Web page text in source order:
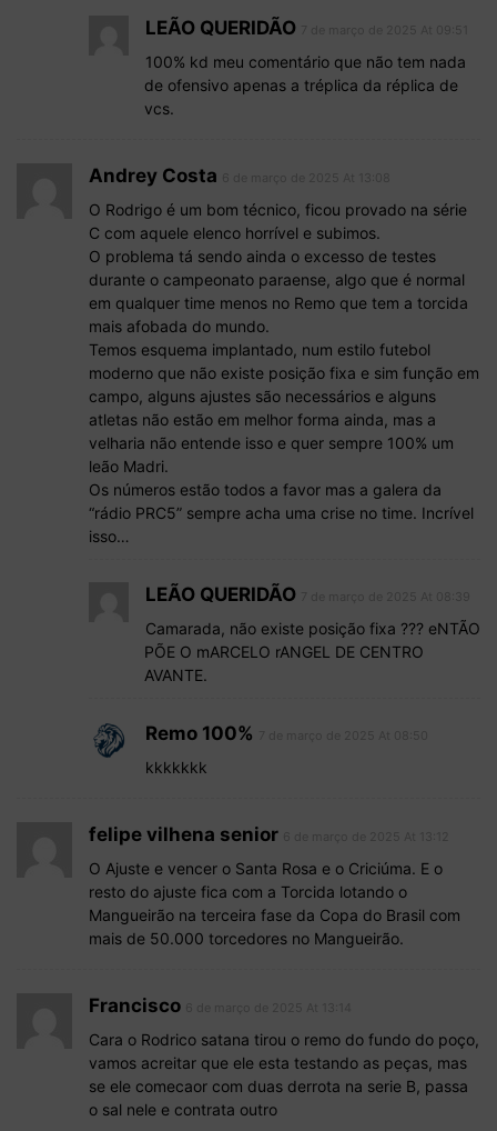
LEÃO QUERIDÃO
100% kd meu comentário que não tem nada
de ofensivo apenas a tréplica da réplica de
vcs.
Andrey Costa
O Rodrigo é um bom técnico, ficou provado na série
C com aquele elenco horrível e subimos.
O problema tá sendo ainda o excesso de testes
durante o campeonato paraense, algo que é normal
em qualquer time menos no Remo que tem a torcida
mais afobada do mundo.
Temos esquema implantado, num estilo futebol
moderno que não existe posição fixa e sim função em
campo, alguns ajustes são necessários e alguns
atletas não estão em melhor forma ainda, mas a
velharia não entende isso e quer sempre 100% um
leão Madri.
Os números estão todos a favor mas a galera da
“rádio PRC5” sempre acha uma crise no time. Incrível
isso…
LEÃO QUERIDÃO
Camarada, não existe posição fixa ??? eNTÃO
PÕE O mARCELO rANGEL DE CENTRO
AVANTE.
Remo 100%
kkkkkkk
felipe vilhena senior
O Ajuste e vencer o Santa Rosa e o Criciúma. E o
resto do ajuste fica com a Torcida lotando o
Mangueirão na terceira fase da Copa do Brasil com
mais de 50.000 torcedores no Mangueirão.
Francisco
Cara o Rodrico satana tirou o remo do fundo do poço,
vamos acreitar que ele esta testando as peças, mas
se ele comecaor com duas derrota na serie B, passa
o sal nele e contrata outro